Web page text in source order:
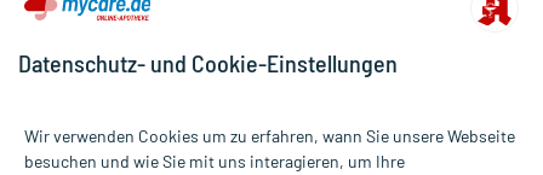
Datenschutz- und Cookie-Einstellungen
Wir verwenden Cookies um zu erfahren, wann Sie unsere Webseite
besuchen und wie Sie mit uns interagieren, um Ihre